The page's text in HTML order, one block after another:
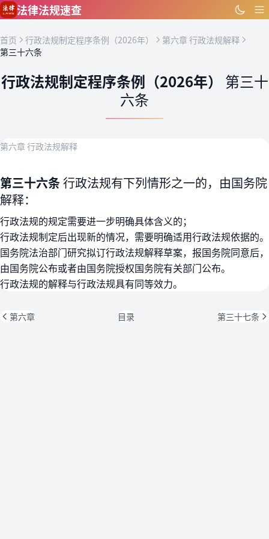
跳到主要内容
法律法规速查
首页 行政法规制定程序条例（2026年）
第六章 行政法规解释
第三十六条
行政法规制定程序条例（2026年） 第三十
六条
第六章 行政法规解释
第三十六条行政法规有下列情形之一的，由国务院
解释：
行政法规的规定需要进一步明确具体含义的；
行政法规制定后出现新的情况，需要明确适用行政法规依据的。
国务院法治部门研究拟订行政法规解释草案，报国务院同意后，
由国务院公布或者由国务院授权国务院有关部门公布。
行政法规的解释与行政法规具有同等效力。
第六章 目录 第三十七条